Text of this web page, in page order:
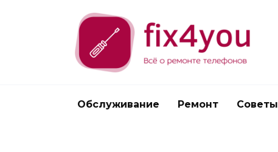
Обслуживание Ремонт Советы